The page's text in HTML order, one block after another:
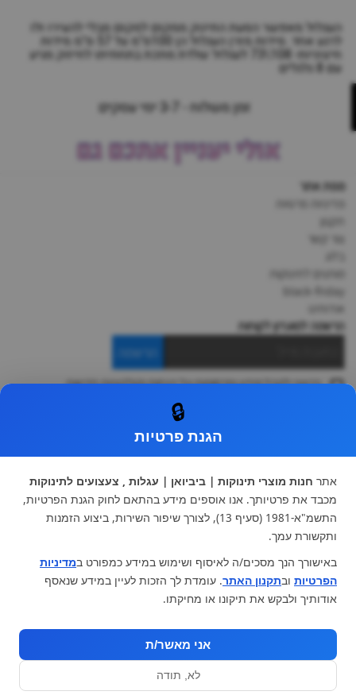
העגלול מאפשר הסעת התינוק ממקום למקום מבלי להעירו ולו
לרגע אחד. מידות מזרן העגלול הן 100ס"מ על 57 ס"מ מידות
חיצוניות- 108\73 לעגלול שלדת מתכת בתחתיתו לחיזוק מגיע
עם 8 גלגלים
זמן משלוח - 3-7 ימי עסקים
אולי יעניין אתכם גם
מפת אתר
צור קשר
מותגים לתינוקות
black-friday
אודותינו
הרשמה למועדון לקוחות
הרשמה
ברצוני לקבל מידע ופרסומות על הנחות וקולקציות חדשות
עגלות וטיולונים
כיסא בטיחות ואביזרים
ריהוט לתינוקות
מצעים למיטת תינוק וטקסטיל
צעצועי ילדים
על גלגלים
הנקה והאכלה
מוצרי אמבטיה
מוזמנים לבקר אותנו:
🔒
הגנת פרטיות
אתר חנות מוצרי תינוקות | ביביואן | עגלות , צעצועים לתינוקות
מכבד את פרטיותך. אנו אוספים מידע בהתאם לחוק הגנת הפרטיות,
התשמ"א-1981 (סעיף 13), לצורך שיפור השירות, ביצוע הזמנות
ותקשורת עמך.
באישורך הנך מסכים/ה לאיסוף ושימוש במידע כמפורט במדיניות
הפרטיות ובתקנון האתר. עומדת לך הזכות לעיין במידע שנאסף
אודותיך ולבקש את תיקונו או מחיקתו.
אני מאשר/ת
לא, תודה